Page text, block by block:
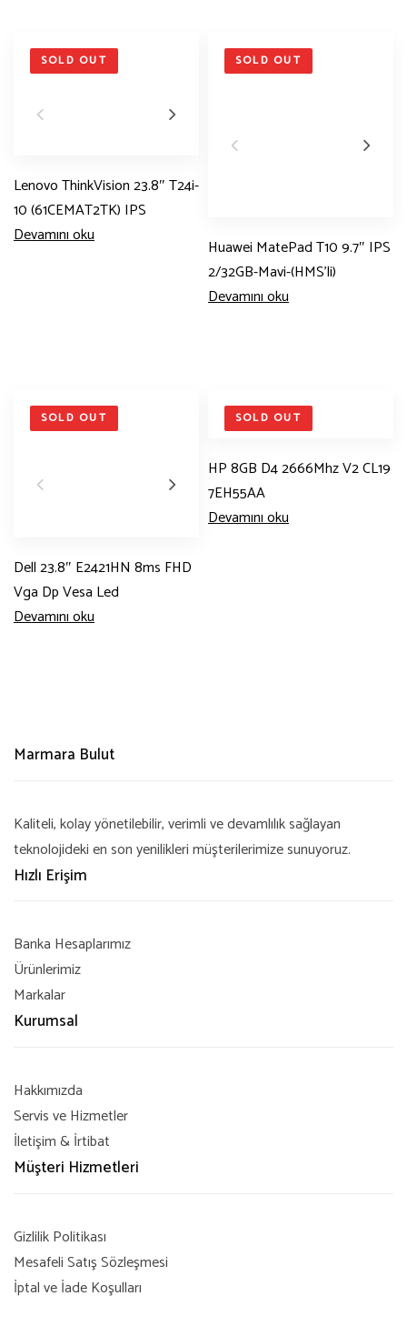
SOLD OUT
Lenovo ThinkVision 23.8″ T24i-
10 (61CEMAT2TK) IPS
Devamını oku
SOLD OUT
Huawei MatePad T10 9.7″ IPS
2/32GB-Mavi-(HMS’li)
Devamını oku
SOLD OUT
Dell 23.8″ E2421HN 8ms FHD
Vga Dp Vesa Led
Devamını oku
SOLD OUT
HP 8GB D4 2666Mhz V2 CL19
7EH55AA
Devamını oku
Marmara Bulut
Kaliteli, kolay yönetilebilir, verimli ve devamlılık sağlayan
teknolojideki en son yenilikleri müşterilerimize sunuyoruz.
Hızlı Erişim
Banka Hesaplarımız
Ürünlerimiz
Markalar
Kurumsal
Hakkımızda
Servis ve Hizmetler
İletişim & İrtibat
Müşteri Hizmetleri
Gizlilik Politikası
Mesafeli Satış Sözleşmesi
İptal ve İade Koşulları